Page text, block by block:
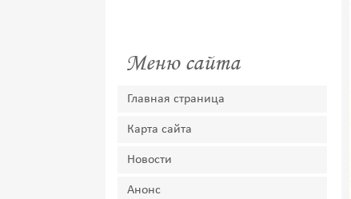
Меню сайта
Главная страница
Карта сайта
Новости
Анонс